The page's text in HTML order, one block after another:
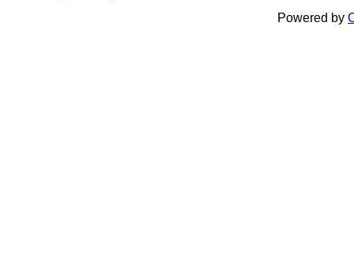
Powered by